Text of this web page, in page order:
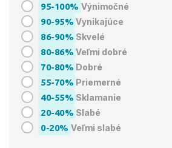
95-100% Výnimočné
90-95% Vynikajúce
86-90% Skvelé
80-86% Veľmi dobré
70-80% Dobré
55-70% Priemerné
40-55% Sklamanie
20-40% Slabé
0-20% Veľmi slabé